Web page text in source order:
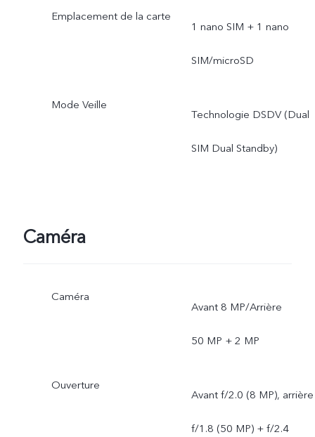
Emplacement de la carte
1 nano SIM + 1 nano
SIM/microSD
Mode Veille
Technologie DSDV (Dual
SIM Dual Standby)
Caméra
Caméra
Avant 8 MP/Arrière
50 MP + 2 MP
Ouverture
Avant f/2.0 (8 MP), arrière
f/1.8 (50 MP) + f/2.4